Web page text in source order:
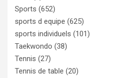
Sports (652)
sports d equipe (625)
sports individuels (101)
Taekwondo (38)
Tennis (27)
Tennis de table (20)